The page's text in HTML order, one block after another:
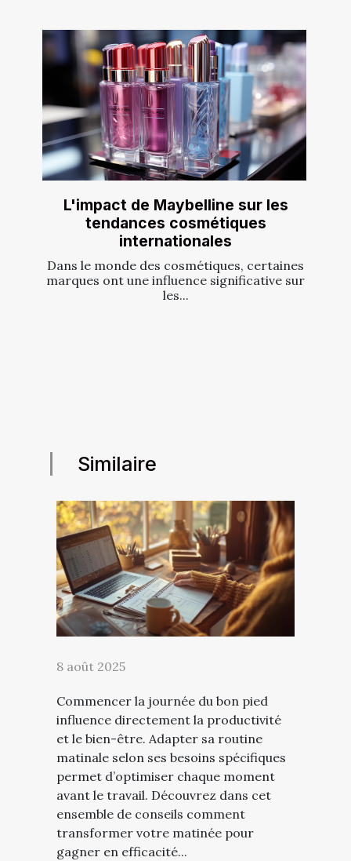
L'impact de Maybelline sur les
tendances cosmétiques
internationales
Dans le monde des cosmétiques, certaines
marques ont une influence significative sur
les...
Similaire
8 août 2025
Commencer la journée du bon pied
influence directement la productivité
et le bien-être. Adapter sa routine
matinale selon ses besoins spécifiques
permet d’optimiser chaque moment
avant le travail. Découvrez dans cet
ensemble de conseils comment
transformer votre matinée pour
gagner en efficacité...